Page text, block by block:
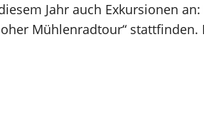
Jahr auch Exkursionen
Mühlenradtour“